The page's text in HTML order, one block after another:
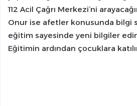
112 Acil Çağrı Merkezi’ni
Onur ise afetler konusunda bilgi
eğitim sayesinde yeni bilgiler
Eğitimin ardından çocuklara